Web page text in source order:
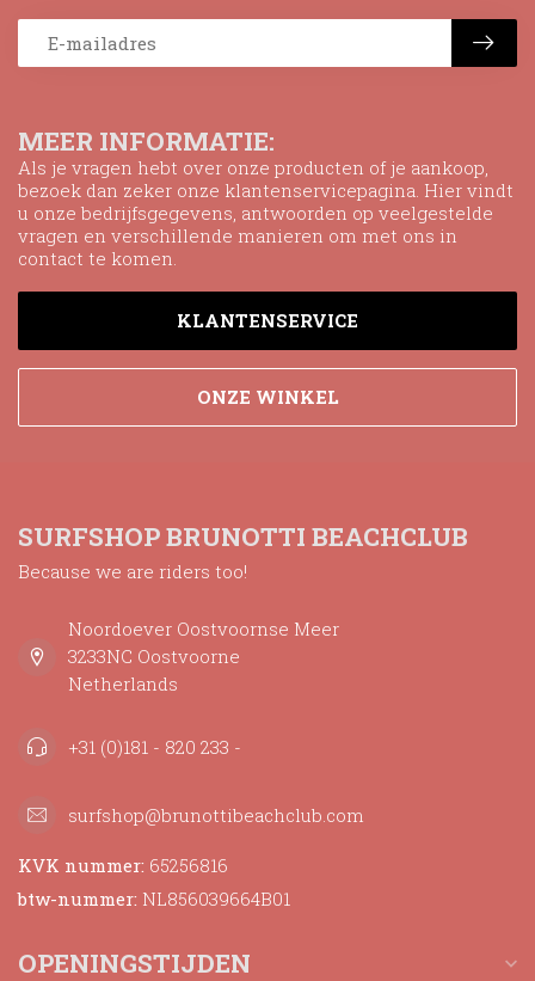
MEER INFORMATIE:
Als je vragen hebt over onze producten of je aankoop,
bezoek dan zeker onze klantenservicepagina. Hier vindt
u onze bedrijfsgegevens, antwoorden op veelgestelde
vragen en verschillende manieren om met ons in
contact te komen.
KLANTENSERVICE
ONZE WINKEL
SURFSHOP BRUNOTTI BEACHCLUB
Because we are riders too!
Noordoever Oostvoornse Meer
3233NC Oostvoorne
Netherlands
+31 (0)181 - 820 233 -
surfshop@brunottibeachclub.com
KVK nummer: 65256816
btw-nummer: NL856039664B01
OPENINGSTIJDEN